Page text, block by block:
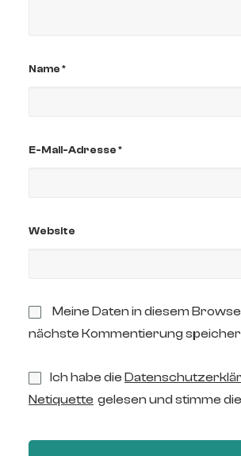
Name *
E-Mail-Adresse *
Website
Meine Daten in diesem
nächste Kommentierung
Ich habe die
Netiquette gelesen und stimme